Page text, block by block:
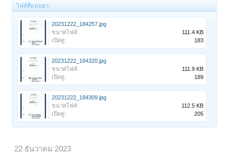
ไฟล์ที่แนบมา:
20231222_184257.jpg
ขนาดไฟล์:
111.4 KB
เปิดดู:
183
20231222_184320.jpg
ขนาดไฟล์:
111.9 KB
เปิดดู:
189
20231222_184309.jpg
ขนาดไฟล์:
112.5 KB
เปิดดู:
205
22 ธันวาคม 2023